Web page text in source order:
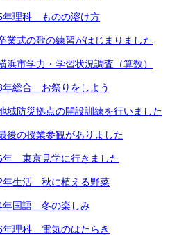
年理科 ものの溶け方
業式の歌の練習がはじまりました
浜市学力・学習状況調査（算数）
年総合 お祭りをしよう
域防災拠点の開設訓練を行いました
後の授業参観がありました
年 東京見学に行きました
年生活 秋に植える野菜
年国語 冬の楽しみ
年理科 電気のはたらき